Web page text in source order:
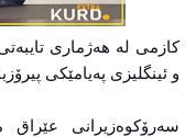
کازمی لە ھەژماری
و ئینگلیزی پەیامێکی
سەرۆکوەزیرانی